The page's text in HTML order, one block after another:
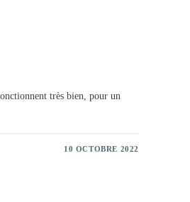
très bien, pour un
10 OCTOBRE 2022